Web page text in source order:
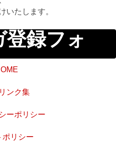
いたします。
登録フォ
ンク集
ーポリシー
ポリシー